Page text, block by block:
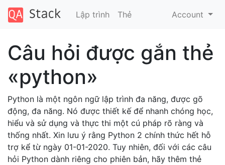
Lập trình Thẻ Account
Câu hỏi được gắn thẻ
«python»
Python là một ngôn ngữ lập trình đa năng, được gõ
động, đa năng. Nó được thiết kế để nhanh chóng học,
hiểu và sử dụng và thực thi một cú pháp rõ ràng và
thống nhất. Xin lưu ý rằng Python 2 chính thức hết hỗ
trợ kể từ ngày 01-01-2020. Tuy nhiên, đối với các câu
hỏi Python dành riêng cho phiên bản, hãy thêm thẻ